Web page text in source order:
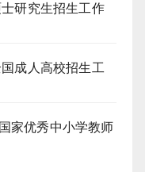
研究生招生工作
成人高校招生工
家优秀中小学教师